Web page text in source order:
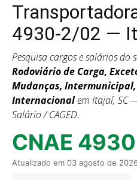
4930-2/02 —
Pesquisa cargos e salários do
Rodoviário de Carga,
Mudanças,
Internacionalem Itajaí, SC
Salário / CAGED.
CNAE
Atualizado em 03 agosto de